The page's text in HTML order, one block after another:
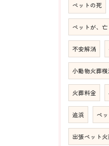
ペットの死
ペットが、
不安解消
小動物火葬
火葬料金
追浜 ペ
出張ペット火